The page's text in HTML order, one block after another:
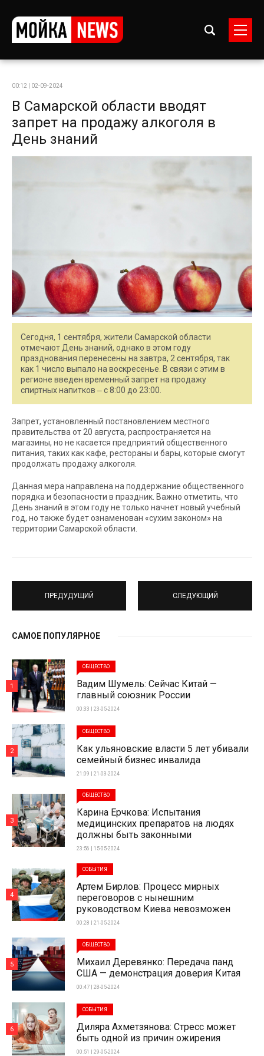
00:12 | 02-09-2024
В Самарской области вводят
запрет на продажу алкоголя в
День знаний
Сегодня, 1 сентября, жители Самарской области
отмечают День знаний, однако в этом году
празднования перенесены на завтра, 2 сентября, так
как 1 число выпало на воскресенье. В связи с этим в
регионе введен временный запрет на продажу
спиртных напитков ‒ с 8:00 до 23:00.
Запрет, установленный постановлением местного
правительства от 20 августа, распространяется на
магазины, но не касается предприятий общественного
питания, таких как кафе, рестораны и бары, которые смогут
продолжать продажу алкоголя.
Данная мера направлена на поддержание общественного
порядка и безопасности в праздник. Важно отметить, что
День знаний в этом году не только начнет новый учебный
год, но также будет ознаменован «сухим законом» на
территории Самарской области.
ПРЕДУДУЩИЙ СЛЕДУЮЩИЙ
САМОЕ ПОПУЛЯРНОЕ
ОБЩЕСТВО
Вадим Шумель: Сейчас Китай —
главный союзник России
00:33 | 23-05-2024
1
ОБЩЕСТВО
Как ульяновские власти 5 лет убивали
семейный бизнес инвалида
21:09 | 21-03-2024
2
ОБЩЕСТВО
Карина Ерчкова: Испытания
медицинских препаратов на людях
должны быть законными
23:56 | 15-05-2024
3
СОБЫТИЯ
Артем Бирлов: Процесс мирных
переговоров с нынешним
руководством Киева невозможен
00:28 | 21-05-2024
4
ОБЩЕСТВО
Михаил Деревянко: Передача панд
США — демонстрация доверия Китая
00:47 | 28-05-2024
5
СОБЫТИЯ
Диляра Ахметзянова: Стресс может
быть одной из причин ожирения
00:51 | 29-05-2024
6